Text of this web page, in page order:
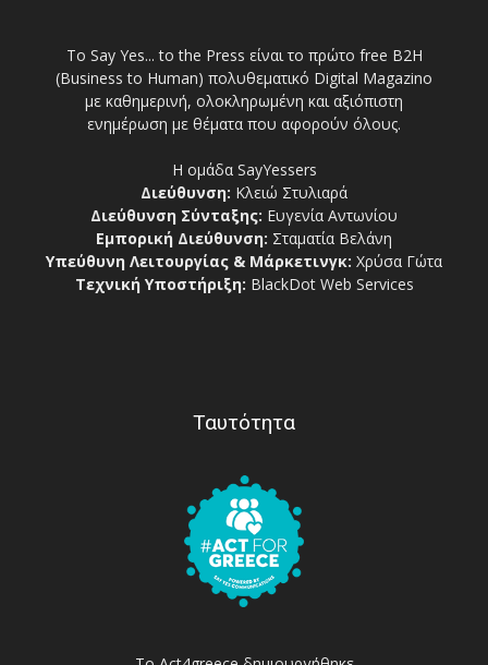
Το Say Yes... to the Press είναι το πρώτο free Β2Η
(Business to Human) πολυθεματικό Digital Magazino
με καθημερινή, ολοκληρωμένη και αξιόπιστη
ενημέρωση με θέματα που αφορούν όλους.
Η ομάδα SayYessers
Διεύθυνση: Κλειώ Στυλιαρά
Διεύθυνση Σύνταξης: Ευγενία Αντωνίου
Εμπορική Διεύθυνση: Σταματία Βελάνη
Υπεύθυνη Λειτουργίας & Μάρκετινγκ: Χρύσα Γώτα
Τεχνική Υποστήριξη: BlackDot Web Services
Ταυτότητα